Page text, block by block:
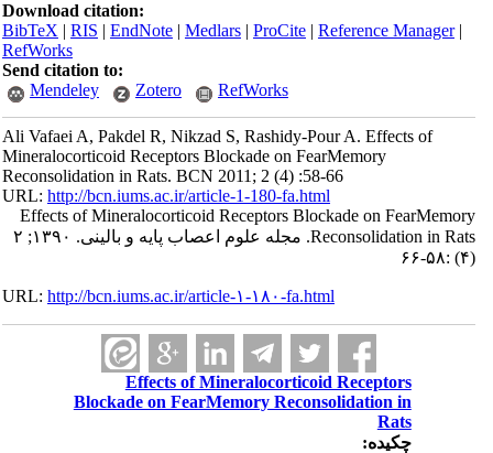
Download citation:
BibTeX|RIS|EndNote|Medlars|ProCite|Reference Manager
RefWorks
Send citation to:
Mendeley
Zotero RefWorks
Ali Vafaei A, Pakdel R, Nikzad S, Rashidy-Pour A. Effects of
Mineralocorticoid Receptors Blockade on FearMemory
Reconsolidation in Rats. BCN 2011; 2 (4) :58-66
URL:http://bcn.iums.ac.ir/article-1-180-fa.html
Effects of Mineralocorticoid Receptors Blockade on FearMemory
Reconsolidation in Rats. مجله علوم اعصاب پایه و بالینی. ۱۳۹۰; ۲
URL:http://bcn.iums.ac.ir/article-۱-۱۸۰-fa.html
Effects of Mineralocorticoid Receptors
Blockade on FearMemory Reconsolidation in
Rats
چکیده: